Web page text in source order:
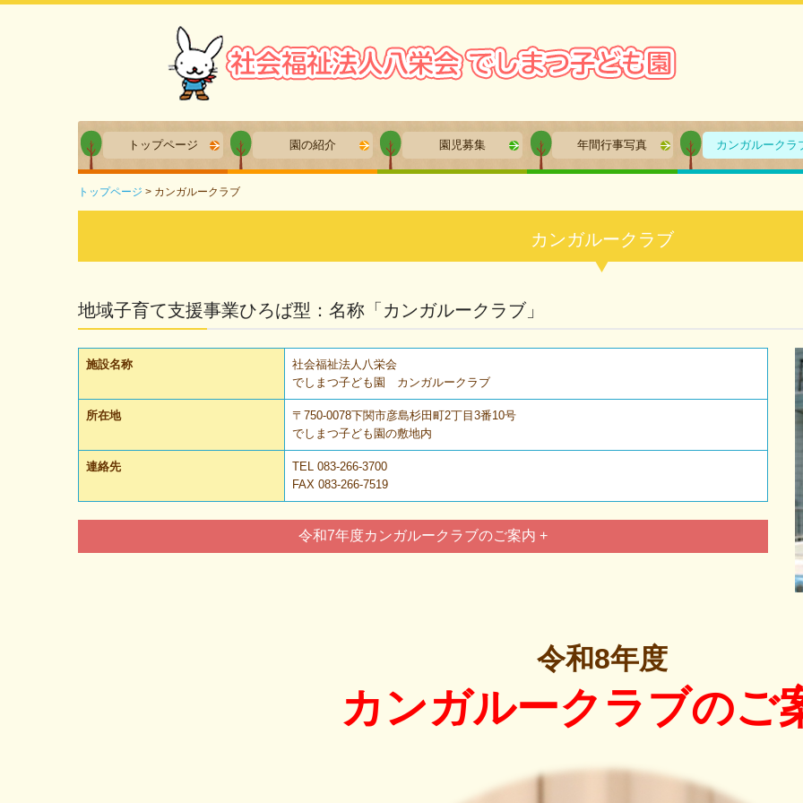
トップページ 園の紹介 園児募集 年間行事写真 カンガルークラ
トップページ カンガルークラブ
カンガルークラブ
地域子育て支援事業ひろば型：名称「カンガルークラブ」
施設名称
社会福祉法人八栄会
でしまつ子ども園 カンガルークラブ
所在地
〒750-0078下関市彦島杉田町2丁目3番10号
でしまつ子ども園の敷地内
連絡先 TEL 083-266-3700
FAX 083-266-7519
令和7年度カンガルークラブのご案内 +
令和8年度
カンガルークラブのご